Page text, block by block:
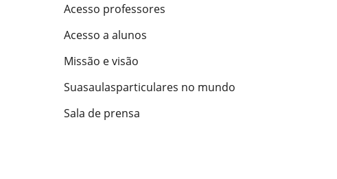
Acesso professores
Acesso a alunos
Missão e visão
Suasaulasparticulares no mundo
Sala de prensa